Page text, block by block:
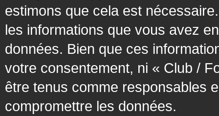
estimons que cela est
les informations que vous avez
données. Bien que ces
votre consentement, ni « Club /
être tenus comme responsables
compromettre les données.